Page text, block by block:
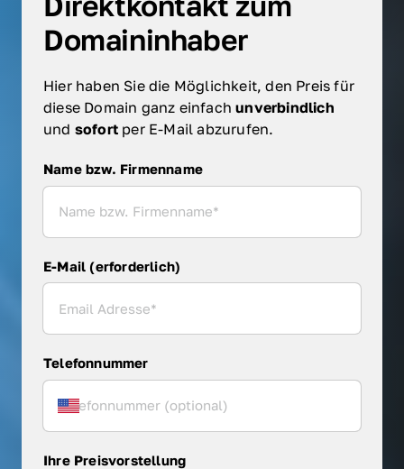
Domaininhaber
Hier haben Sie die Möglichkeit, den Preis für
diese Domain ganz einfach
und sofort per E-Mail abzurufen.
Name bzw. Firmenname
Name bzw. Firmenname
E-Mail (erforderlich)
Telefonnummer
Ihre Preisvorstellung